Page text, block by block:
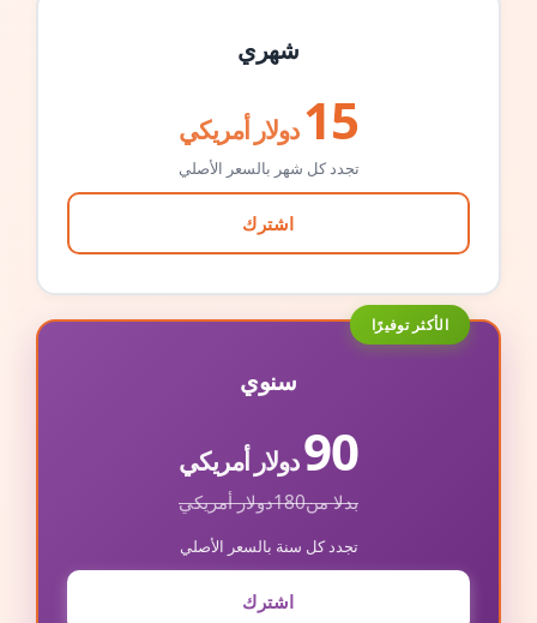
شهري
15 دولار أمريكي
تجدد كل شهر بالسعر الأصلي
اشترك
الأكثر توفيرًا
سنوي
90دولار أمريكي
بدلا من180دولار أمريكي
تجدد كل سنة بالسعر الأصلي
اشترك